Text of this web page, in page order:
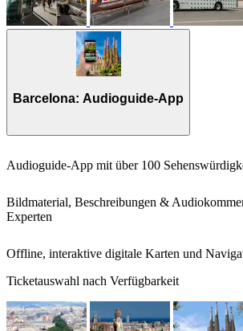
Barcelona: Audioguide-App
Audioguide-App mit über 100
Bildmaterial, Beschreibungen &
Experten
Offline, interaktive digitale Karten und
Ticketauswahl nach Verfügbarkeit